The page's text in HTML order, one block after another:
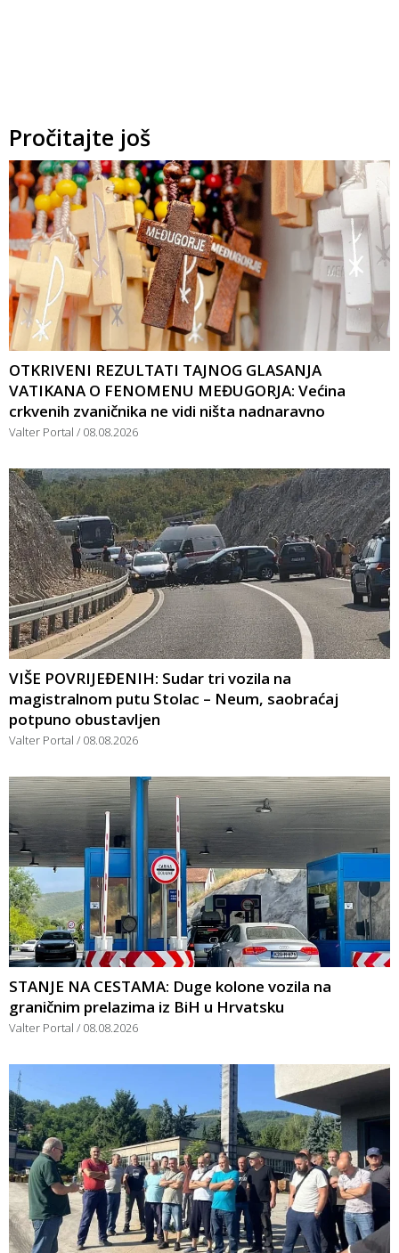
Pročitajte još
OTKRIVENI REZULTATI TAJNOG GLASANJA
VATIKANA O FENOMENU MEĐUGORJA: Većina
crkvenih zvaničnika ne vidi ništa nadnaravno
Valter Portal 08.08.2026
VIŠE POVRIJEĐENIH: Sudar tri vozila na
magistralnom putu Stolac – Neum, saobraćaj
potpuno obustavljen
Valter Portal 08.08.2026
STANJE NA CESTAMA: Duge kolone vozila na
graničnim prelazima iz BiH u Hrvatsku
Valter Portal 08.08.2026